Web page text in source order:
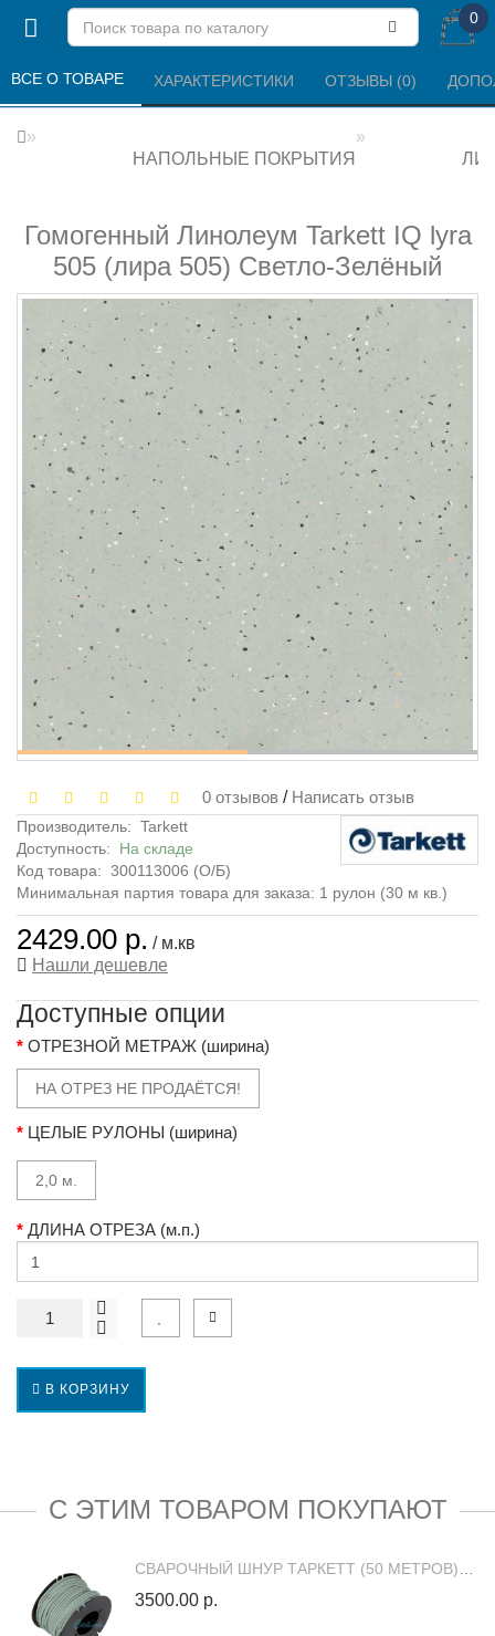
0
НАПОЛЬНЫЕ ПОКРЫТИЯ
Гомогенный Линолеум Tarkett IQ lyra
505 (лира 505) Светло-Зелёный
ВСЕ О ТОВАРЕ ХАРАКТЕРИСТИКИ ОТЗЫВЫ (0)
0 отзывов / Написать отзыв
Производитель: Tarkett
Доступность: На складе
Код товара: 300113006 (О/Б)
Минимальная партия товара для заказа: 1 рулон (30 м кв.)
2429.00 р. / м.кв
Нашли дешевле
Доступные опции
ОТРЕЗНОЙ МЕТРАЖ (ширина)
НА ОТРЕЗ НЕ ПРОДАЁТСЯ!
ЦЕЛЫЕ РУЛОНЫ (ширина)
2,0 м.
ДЛИНА ОТРЕЗА (м.п.)
В КОРЗИНУ
С ЭТИМ ТОВАРОМ ПОКУПАЮТ
3500.00 р.